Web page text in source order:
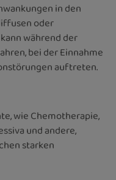
in den
oder
während der
bei der Einnahme
auftreten.
wie Chemotherapie,
und andere,
starken